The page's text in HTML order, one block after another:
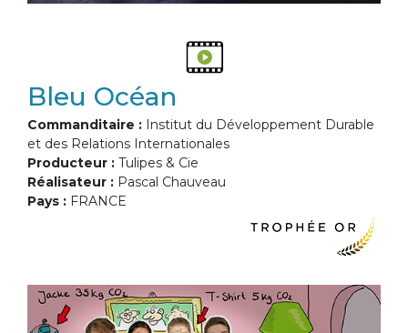
Bleu Océan
Commanditaire : Institut du Développement Durable
et des Relations Internationales
Producteur : Tulipes & Cie
Réalisateur : Pascal Chauveau
Pays : FRANCE